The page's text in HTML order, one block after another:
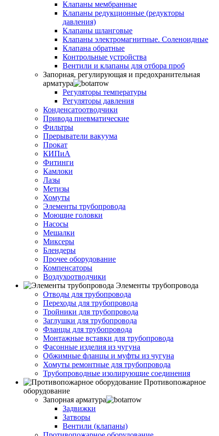
Клапаны мембранные
Клапаны редукционные (редукторы
давления)
Клапаны шланговые
Клапаны электромагнитные. Соленоидные
Клапана обратные
Контрольные устройства
Вентили и клапаны для отбора проб
Запорная, регулирующая и предохранительная
арматура
Регуляторы температуры
Регуляторы давления
Конденсатоотводчики
Привода пневматические
Фильтры
Прерыватели вакуума
Прокат
КИПиА
Фитинги
Камлоки
Лазы
Метизы
Хомуты
Элементы трубопровода
Моющие головки
Насосы
Мешалки
Миксеры
Блендеры
Прочее оборудование
Компенсаторы
Воздухоотводчики
Элементы трубопровода
Отводы для трубопровода
Переходы для трубопровода
Тройники для трубопровода
Заглушки для трубопровода
Фланцы для трубопровода
Монтажные вставки для трубопровода
Фасонные изделия из чугуна
Обжимные фланцы и муфты из чугуна
Хомуты ремонтные для трубопровода
Трубопроводные изолирующие соединения
Противопожарное
оборудование
Запорная арматура
Задвижки
Затворы
Вентили (клапаны)